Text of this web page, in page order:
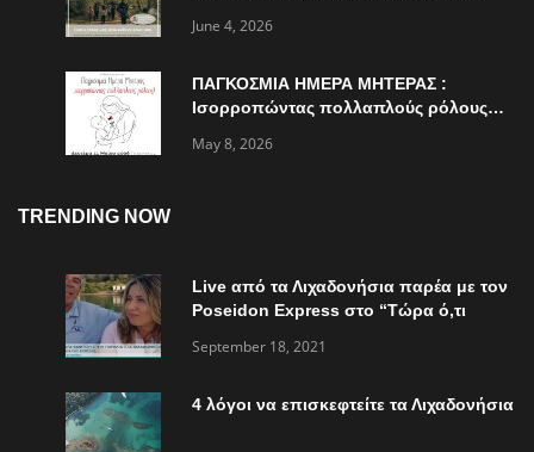
June 4, 2026
ΠΑΓΚΟΣΜΙΑ ΗΜΕΡΑ ΜΗΤΕΡΑΣ :
Ισορροπώντας πολλαπλούς ρόλους…
May 8, 2026
TRENDING NOW
Live από τα Λιχαδονήσια παρέα με τον
Poseidon Express στο “Τώρα ό,τι
September 18, 2021
4 λόγοι να επισκεφτείτε τα Λιχαδονήσια